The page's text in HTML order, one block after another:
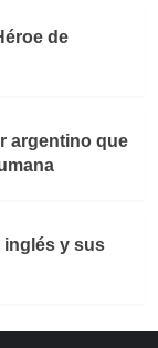
de
argentino que
inglés y sus